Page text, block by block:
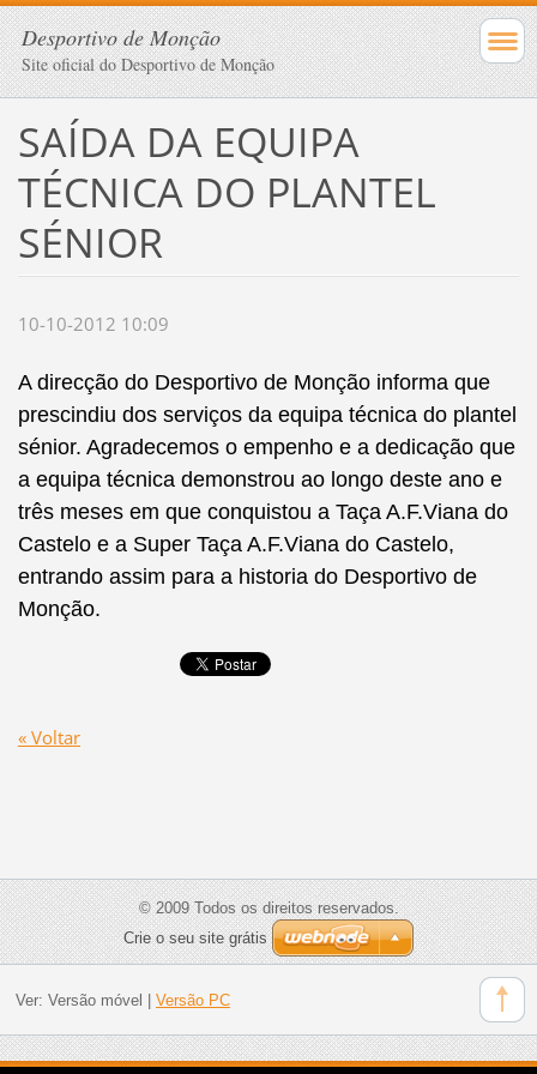
Desportivo de Monção
Site oficial do Desportivo de Monção
SAÍDA DA EQUIPA
TÉCNICA DO PLANTEL
SÉNIOR
10-10-2012 10:09
A direcção do Desportivo de Monção informa que
prescindiu dos serviços da equipa técnica do plantel
sénior. Agradecemos o empenho e a dedicação que
a equipa técnica demonstrou ao longo deste ano e
três meses em que conquistou a Taça A.F.Viana do
Castelo e a Super Taça A.F.Viana do Castelo,
entrando assim para a historia do Desportivo de
Monção.
« Voltar
© 2009 Todos os direitos reservados.
Crie o seu site grátis
Ver: Versão móvel Versão PC